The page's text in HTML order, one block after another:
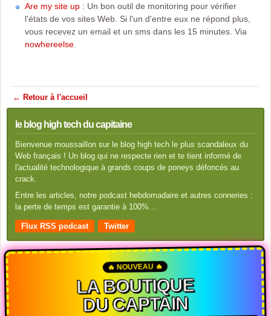
Are my site up : Un bon outil de monitoring pour vérifier
l'états de vos sites Web. Si l'un d'entre eux ne répond plus,
vous recevez un email et un sms dans les 15 minutes. Via
nowhereelse
← Retour à l'accueil
le blog high tech du capitaine
Bienvenue moussaillon sur le blog high tech le plus scandaleux du
Web français ! Un blog qui ne respecte rien et te tient informé de
l'actualité technologique à grands coups de poneys défoncés au
crack.
Entre les articles, notre podcast hebdomadaire et autres conneries :
la perte de temps est garantie à 100%…
Flux RSS podcast Twitter
🔥 NOUVEAU 🔥
LA BOUTIQUE
DU CAPTAIN